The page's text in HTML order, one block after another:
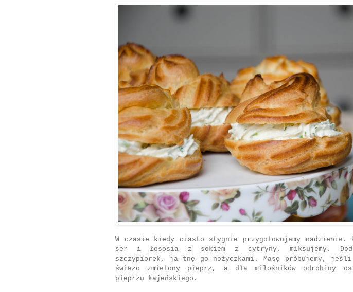
W czasie kiedy ciasto stygnie przygotowujemy nadzienie.
ser i łososia z sokiem z cytryny, miksujemy.
szczypiorek, ja tnę go nożyczkami. Masę próbujemy,
świeżo zmielony pieprz, a dla miłośników odrobiny
pieprzu kajeńskiego.